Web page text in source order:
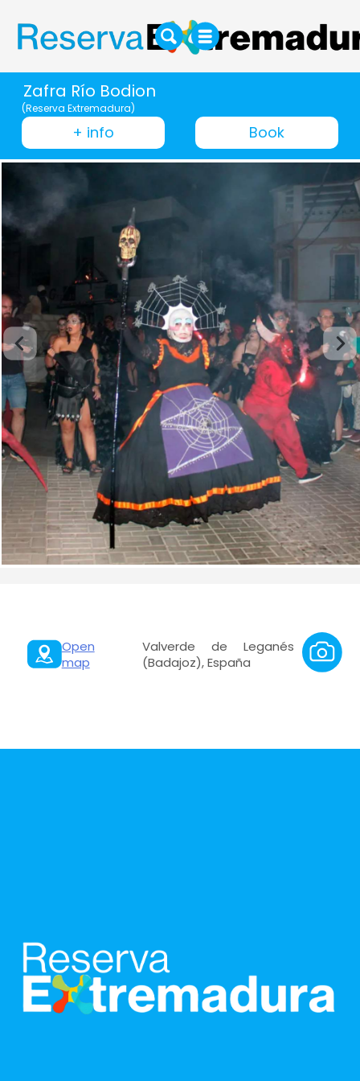
Zafra Río Bodion
(Reserva Extremadura)
+ info Book
Open
map
Valverde de Leganés
(Badajoz), España